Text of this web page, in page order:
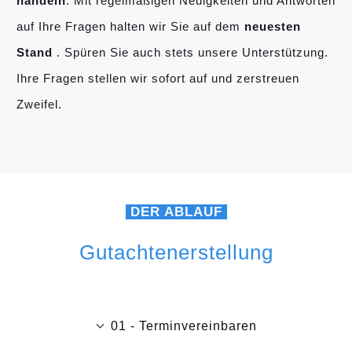
auf Ihre Fragen halten wir Sie auf dem neuesten
Stand . Spüren Sie auch stets unsere Unterstützung.
Ihre Fragen stellen wir sofort auf und zerstreuen
Zweifel.
DER ABLAUF
Gutachtenerstellung
01 - Terminvereinbaren